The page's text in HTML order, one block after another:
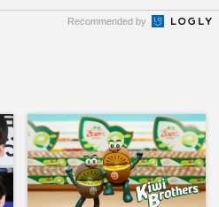
Recommended by